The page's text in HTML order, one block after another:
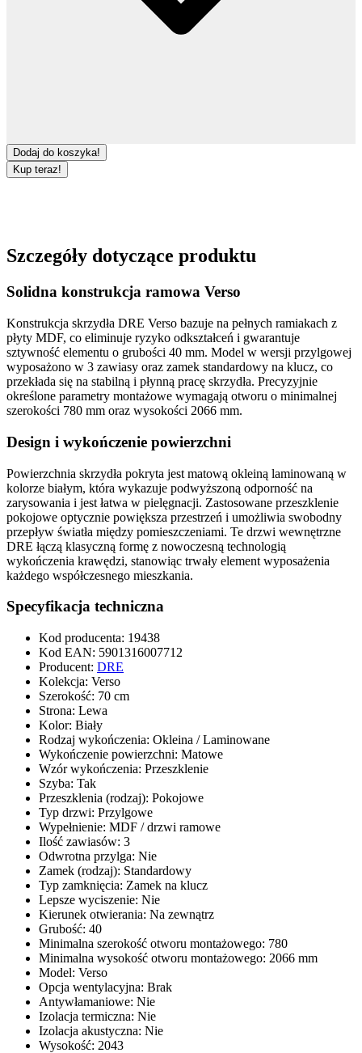
Dodaj do koszyka!
Kup teraz!
Szczegóły dotyczące produktu
Solidna konstrukcja ramowa Verso
Konstrukcja skrzydła DRE Verso bazuje na pełnych ramiakach z
płyty MDF, co eliminuje ryzyko odkształceń i gwarantuje
sztywność elementu o grubości 40 mm. Model w wersji przylgowej
wyposażono w 3 zawiasy oraz zamek standardowy na klucz, co
przekłada się na stabilną i płynną pracę skrzydła. Precyzyjnie
określone parametry montażowe wymagają otworu o minimalnej
szerokości 780 mm oraz wysokości 2066 mm.
Design i wykończenie powierzchni
Powierzchnia skrzydła pokryta jest matową okleiną laminowaną w
kolorze białym, która wykazuje podwyższoną odporność na
zarysowania i jest łatwa w pielęgnacji. Zastosowane przeszklenie
pokojowe optycznie powiększa przestrzeń i umożliwia swobodny
przepływ światła między pomieszczeniami. Te drzwi wewnętrzne
DRE łączą klasyczną formę z nowoczesną technologią
wykończenia krawędzi, stanowiąc trwały element wyposażenia
każdego współczesnego mieszkania.
Specyfikacja techniczna
Kod producenta: 19438
Kod EAN: 5901316007712
Producent: DRE
Kolekcja: Verso
Szerokość: 70 cm
Strona: Lewa
Kolor: Biały
Rodzaj wykończenia: Okleina / Laminowane
Wykończenie powierzchni: Matowe
Wzór wykończenia: Przeszklenie
Szyba: Tak
Przeszklenia (rodzaj): Pokojowe
Typ drzwi: Przylgowe
Wypełnienie: MDF / drzwi ramowe
Ilość zawiasów: 3
Odwrotna przylga: Nie
Zamek (rodzaj): Standardowy
Typ zamknięcia: Zamek na klucz
Lepsze wyciszenie: Nie
Kierunek otwierania: Na zewnątrz
Grubość: 40
Minimalna szerokość otworu montażowego: 780
Minimalna wysokość otworu montażowego: 2066 mm
Model: Verso
Opcja wentylacyjna: Brak
Antywłamaniowe: Nie
Izolacja termiczna: Nie
Izolacja akustyczna: Nie
Wysokość: 2043